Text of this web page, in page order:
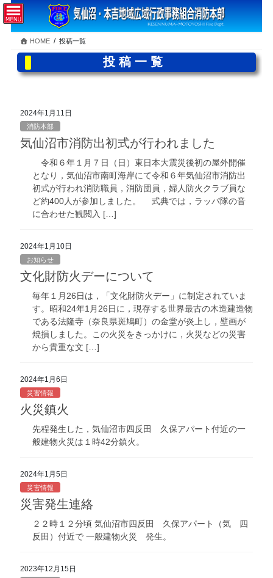
コ
ン
テ
ツ
へ
ナ
ビ
ゲ
シ
ョ
HOME 投稿一覧
投稿一覧
2024年1月11日
消防本部
気仙沼市消防出初式が行われました
令和６年１月７日（日）東日本大震災後初の屋外開催
となり，気仙沼市南町海岸にて令和６年気仙沼市消防出
初式が行われ消防職員，消防団員，婦人防火クラブ員な
ど約400人が参加しました。 式典では，ラッパ隊の音
に合わせた観閲入 […]
2024年1月10日
お知らせ
文化財防火デーについて
毎年１月26日は，「文化財防火デー」に制定されていま
す。昭和24年1月26日に，現存する世界最古の木造建造物
である法隆寺（奈良県斑鳩町）の金堂が炎上し，壁画が
焼損しました。この火災をきっかけに，火災などの災害
から貴重な文 […]
2024年1月6日
災害情報
火災鎮火
先程発生した，気仙沼市四反田 久保アパート付近の一
般建物火災は１時42分鎮火。
2024年1月5日
災害情報
災害発生連絡
２２時１２分頃 気仙沼市四反田 久保アパート（気 四
反田）付近で 一般建物火災 発生。
2023年12月15日